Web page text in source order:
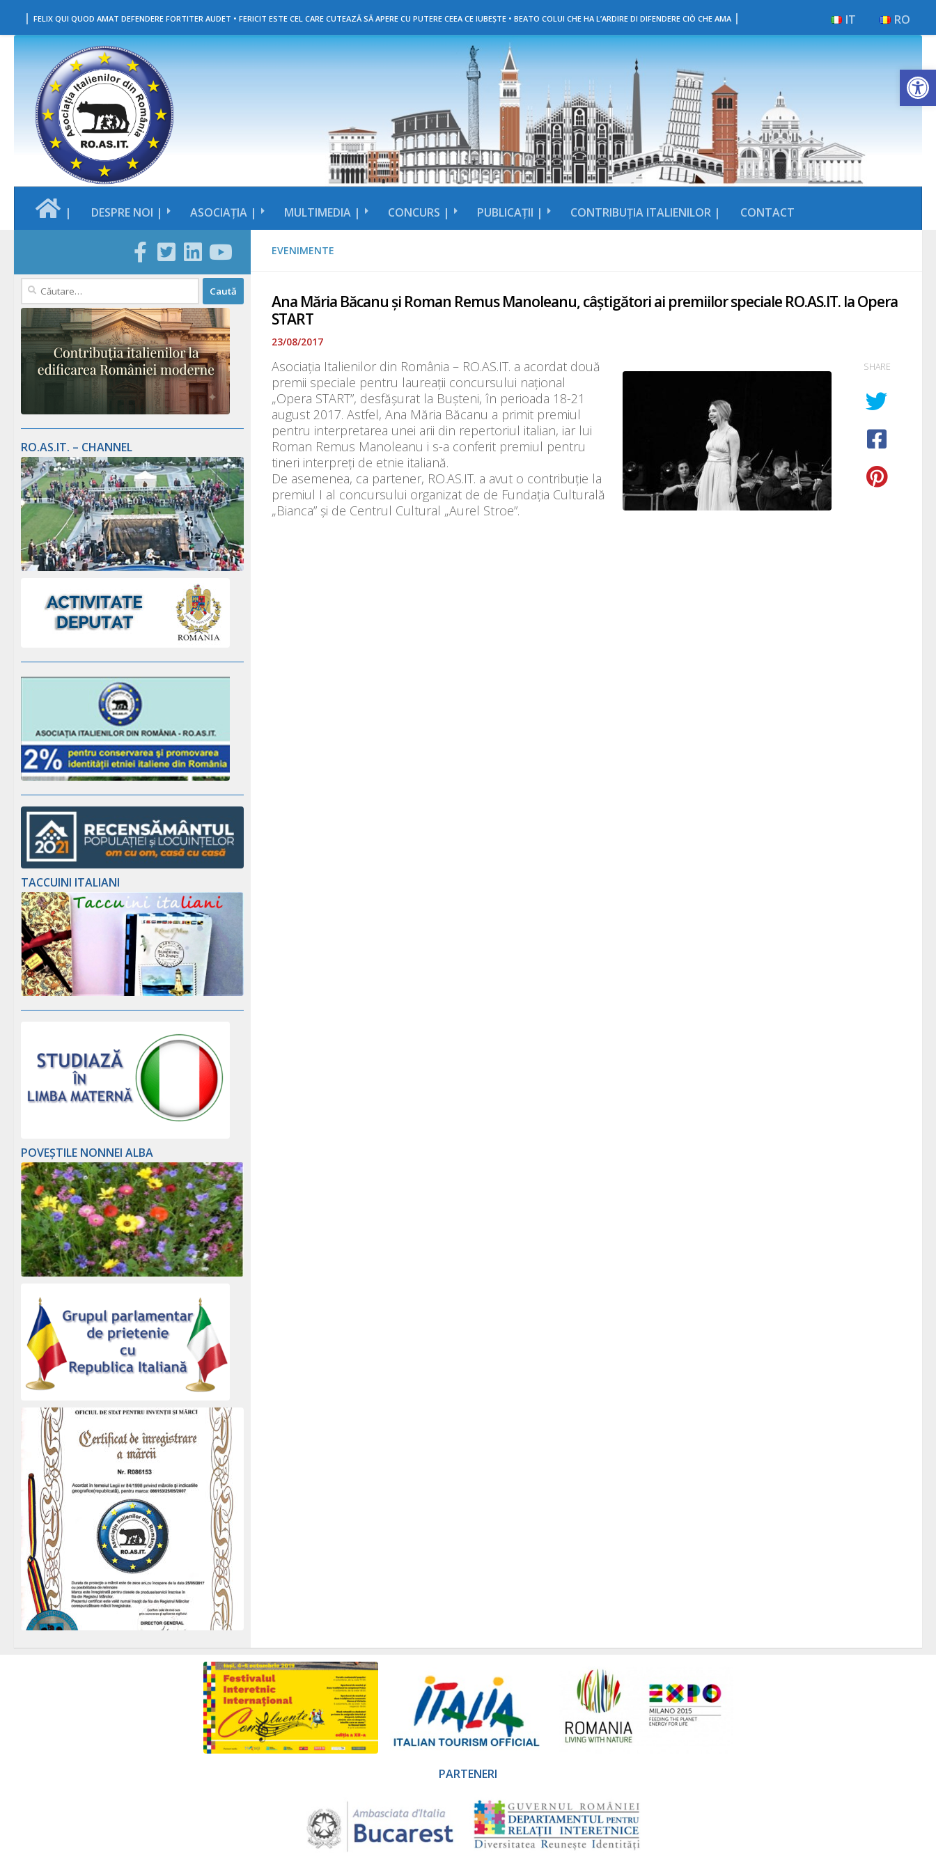
Skip to content
| FELIX QUI QUOD AMAT DEFENDERE FORTITER AUDET • FERICIT ESTE CEL CARE CUTEAZĂ SĂ APERE CU PUTERE CEEA CE IUBEȘTE • BEATO COLUI CHE HA L’ARDIRE DI DIFENDERE CIÒ CHE AMA | RO
IT
| DESPRE NOI | ASOCIAȚIA | MULTIMEDIA | CONCURS | PUBLICAȚII | CONTRIBUȚIA ITALIENILOR | CONTACT
EVENIMENTE
Ana Măria Băcanu și Roman Remus Manoleanu, câștigători ai premiilor speciale RO.AS.IT. la Opera
START
23/08/2017
Asociația Italienilor din România – RO.AS.IT. a acordat două
premii speciale pentru laureații concursului național
„Opera START”, desfășurat la Bușteni, în perioada 18-21
august 2017. Astfel, Ana Măria Băcanu a primit premiul
pentru interpretarea unei arii din repertoriul italian, iar lui
Roman Remus Manoleanu i s-a conferit premiul pentru
tineri interpreți de etnie italiană.
De asemenea, ca partener, RO.AS.IT. a avut o contribuție la
premiul I al concursului organizat de de Fundația Culturală
„Bianca” și de Centrul Cultural „Aurel Stroe”.
SHARE
Caută
RO.AS.IT. – CHANNEL
TACCUINI ITALIANI
POVEȘTILE NONNEI ALBA
PARTENERI